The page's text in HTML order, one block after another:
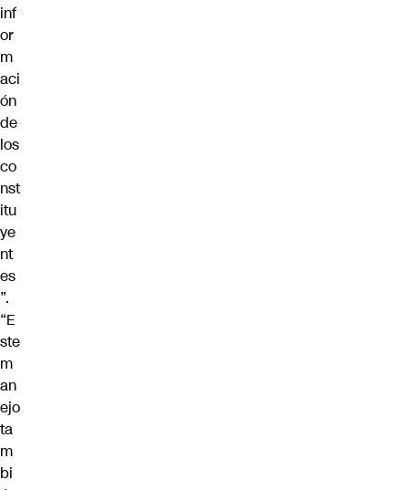
inf
or
m
aci
ón
de
los
co
nst
itu
ye
nt
es
”.
“E
ste
m
an
ejo
ta
m
bi